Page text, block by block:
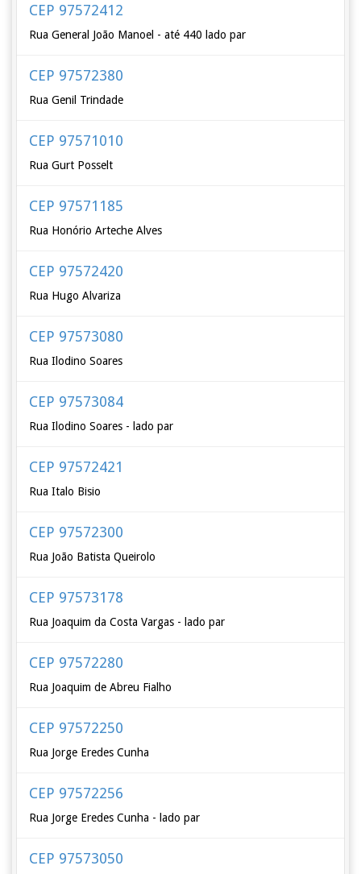
CEP 97572412
Rua General João Manoel - até 440 lado par
CEP 97572380
Rua Genil Trindade
CEP 97571010
Rua Gurt Posselt
CEP 97571185
Rua Honório Arteche Alves
CEP 97572420
Rua Hugo Alvariza
CEP 97573080
Rua Ilodino Soares
CEP 97573084
Rua Ilodino Soares - lado par
CEP 97572421
Rua Italo Bisio
CEP 97572300
Rua João Batista Queirolo
CEP 97573178
Rua Joaquim da Costa Vargas - lado par
CEP 97572280
Rua Joaquim de Abreu Fialho
CEP 97572250
Rua Jorge Eredes Cunha
CEP 97572256
Rua Jorge Eredes Cunha - lado par
CEP 97573050